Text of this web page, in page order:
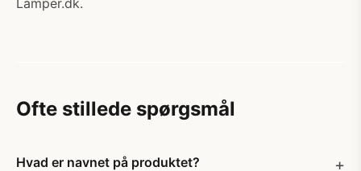
Lamper.dk.
Ofte stillede spørgsmål
Hvad er navnet på produktet?